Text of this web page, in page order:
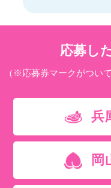
応募し
（※応募券マークがつい
兵
岡